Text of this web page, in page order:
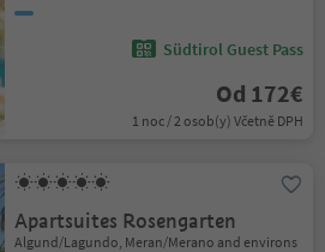
Südtirol Guest Pass
Od 172€
1 noc / 2 osob(y) Včetně DPH
Apartsuites Rosengarten
Algund/Lagundo, Meran/Merano and environs